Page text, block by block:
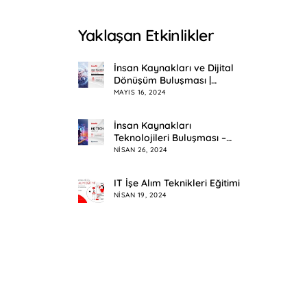
Yaklaşan Etkinlikler
İnsan Kaynakları ve Dijital
Dönüşüm Buluşması |
Eskişehir
MAYIS 16, 2024
İnsan Kaynakları
Teknolojileri Buluşması –
HR Tech Meetup
NISAN 26, 2024
IT İşe Alım Teknikleri Eğitimi
NISAN 19, 2024